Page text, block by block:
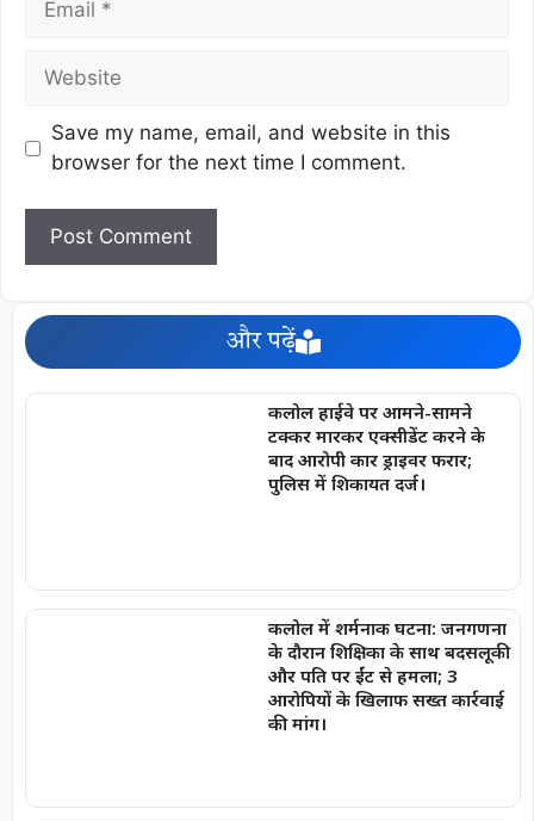
Save my name, email, and website in this
browser for the next time I comment.
और पढ़ें
कलोल हाईवे पर आमने-सामने
टक्कर मारकर एक्सीडेंट करने के
बाद आरोपी कार ड्राइवर फरार;
पुलिस में शिकायत दर्ज।
कलोल में शर्मनाक घटना: जनगणना
के दौरान शिक्षिका के साथ बदसलूकी
और पति पर ईंट से हमला; 3
आरोपियों के खिलाफ सख्त कार्रवाई
की मांग।